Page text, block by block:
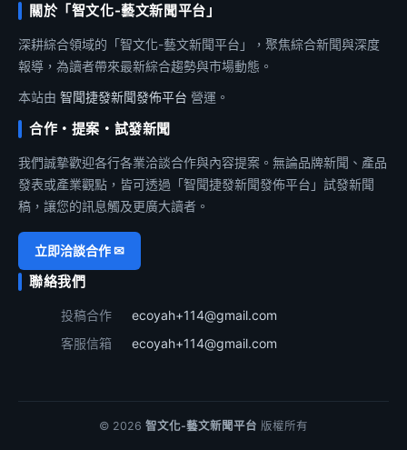
關於「智文化-藝文新聞平台」
深耕綜合領域的「智文化-藝文新聞平台」，聚焦綜合新聞與深度
報導，為讀者帶來最新綜合趨勢與市場動態。
本站由 智聞捷發新聞發佈平台 營運。
合作・提案・試發新聞
我們誠摯歡迎各行各業洽談合作與內容提案。無論品牌新聞、產品
發表或產業觀點，皆可透過「智聞捷發新聞發佈平台」試發新聞
稿，讓您的訊息觸及更廣大讀者。
立即洽談合作 ✉
聯絡我們
投稿合作
ecoyah+114@gmail.com
客服信箱
ecoyah+114@gmail.com
© 2026 智文化-藝文新聞平台 版權所有